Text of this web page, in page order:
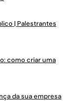
| Palestrantes
como criar uma
da sua empresa